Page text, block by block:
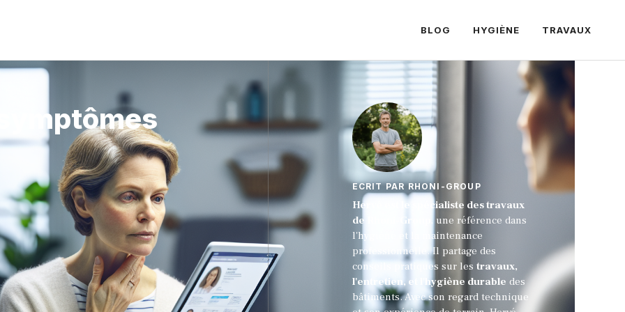
BLOG HYGIÈNE TRAVAUX
ECRIT PAR RHONI-GROUP
Hervé est le spécialiste des travaux
de Rhoni-Group
, une référence dans
l'hygiène et la maintenance
professionnelle. Il partage des
conseils pratiques sur les travaux,
l'entretien, et l'hygiène durable des
bâtiments. Avec son regard technique